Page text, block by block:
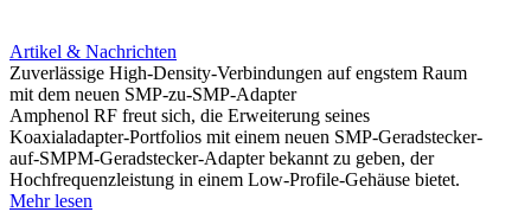
Artikel & Nachrichten
Zuverlässige High-Density-Verbindungen auf engstem Raum
mit dem neuen SMP-zu-SMP-Adapter
Amphenol RF freut sich, die Erweiterung seines
Koaxialadapter-Portfolios mit einem neuen SMP-Geradstecker-
auf-SMPM-Geradstecker-Adapter bekannt zu geben, der
Hochfrequenzleistung in einem Low-Profile-Gehäuse bietet.
Mehr lesen